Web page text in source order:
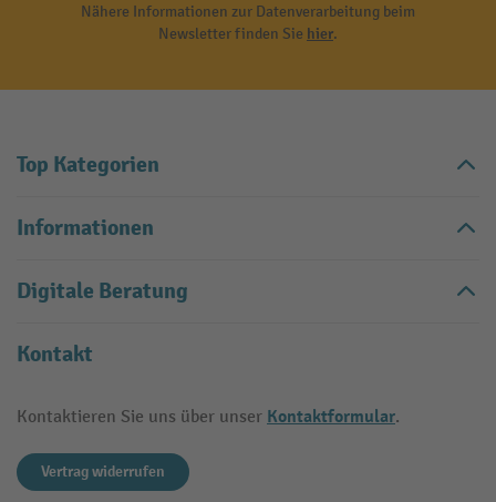
Nähere Informationen zur Datenverarbeitung beim
Newsletter finden Sie hier.
Top Kategorien
Informationen
Digitale Beratung
Kontakt
Kontaktieren Sie uns über unser Kontaktformular.
Vertrag widerrufen